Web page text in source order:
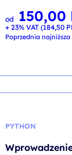
od
Pierwotna
cena
wynosiła:
390,00 PLN.
150,00
Aktualna
cena
wynosi:
150,00 PLN.
+ 23% VAT (184,50
Poprzednia najniższa
PYTHON